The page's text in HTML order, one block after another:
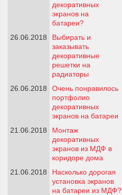
декоративных
экранов на
батареи?
26.06.2018
Выбирать и
заказывать
декоративные
решетки на
радиаторы
26.06.2018
Очень понравилось
портфолио
декоративных
экранов на батареи
21.06.2018
Монтаж
декоративных
экранов из МДФ в
коридоре дома
21.06.2018
Насколько дорогая
установка экранов
на батареи из МДФ?